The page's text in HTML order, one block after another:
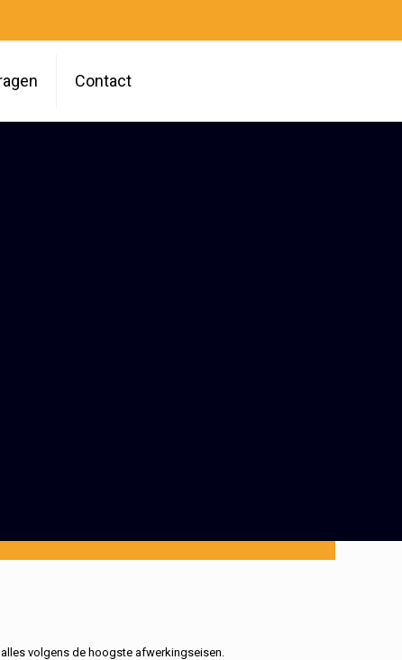
Contact
volgens de hoogste afwerkingseisen.